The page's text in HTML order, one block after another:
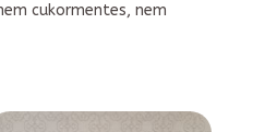
cukormentes, nem